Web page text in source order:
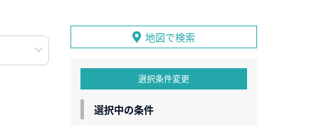
地図で検索
選択条件変更
選択中の条件